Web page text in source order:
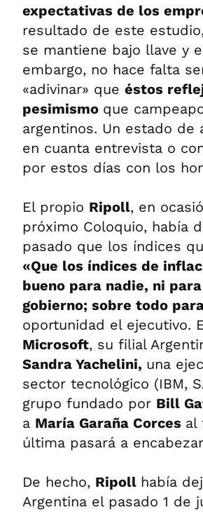
expectativas de los
resultado de este
se mantiene bajo llave y
embargo, no hace falta
«adivinar» que éstos
pesimismo que
argentinos. Un estado
en cuanta entrevista o
por estos días con los
El propio Ripoll, en
próximo Coloquio, había
pasado que los índices
«Que los índices de
bueno para nadie, ni
gobierno; sobre todo
oportunidad el ejecutivo.
Microsoft, su filial
Sandra Yachelini, una
sector tecnológico (IBM,
grupo fundado por Bill
a María Garaña Corces al
última pasará a encabezar
De hecho, Ripoll había
Argentina el pasado 1 de